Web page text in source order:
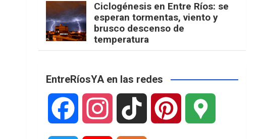
Ciclogénesis en Entre Ríos: se
esperan tormentas, viento y
brusco descenso de
temperatura
EntreRíosYA en las redes